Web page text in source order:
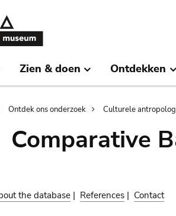
Zien & doen Ontdekken
Ontdek ons onderzoek Culturele
Comparative
the database | References | Contact